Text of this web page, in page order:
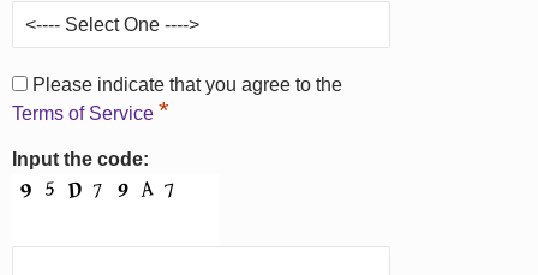
Please indicate that you agree to the
Terms of Service *
Input the code: